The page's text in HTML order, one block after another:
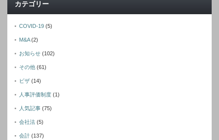
カテゴリー
COVID-19 (5)
M&A(2)
お知らせ (102)
その他 (61)
ビザ (14)
人事評価制度 (1)
人気記事 (75)
会社法 (5)
会計 (137)